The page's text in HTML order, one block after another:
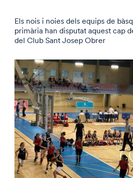
Els nois i noies dels equips de
primària han disputat aquest cap
del Club Sant Josep Obrer